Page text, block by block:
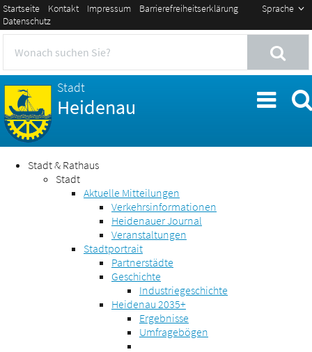
Sprache
Startseite Kontakt Impressum
Barrierefreiheitserklärung
Datenschutz
Stadt
Heidenau
Stadt & Rathaus
Stadt
Aktuelle Mitteilungen
Verkehrsinformationen
Heidenauer Journal
Veranstaltungen
Stadtportrait
Partnerstädte
Geschichte
Industriegeschichte
Heidenau 2035+
Ergebnisse
Umfragebögen